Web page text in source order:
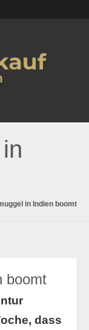
in Indien boomt
boomt
dass